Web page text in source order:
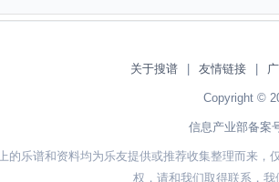
关于搜谱 友情链接
Copyright ©
信息产业部备案
的乐谱和资料均为乐友提供或推荐收集整理而来
权，请和我们取得联系，我